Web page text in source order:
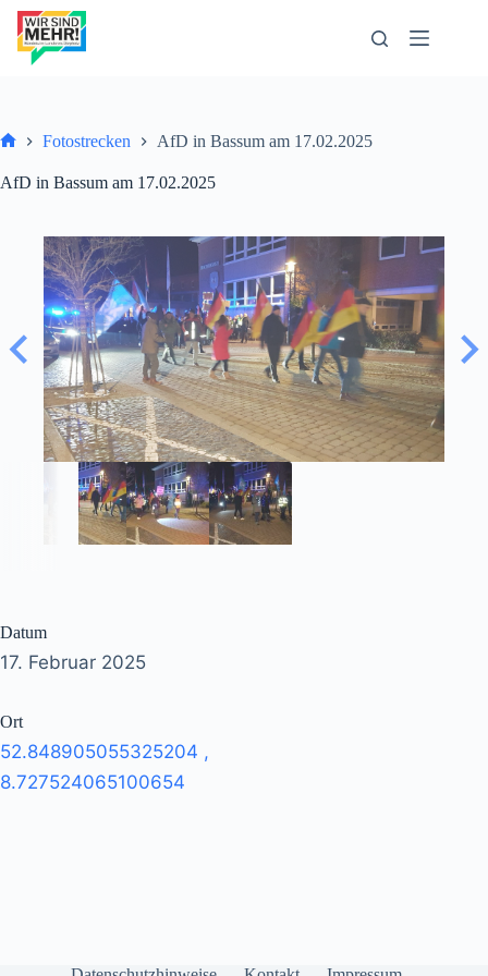
Zum
Inhalt
springen
Fotostrecken AfD in Bassum am 17.02.2025
AfD in Bassum am 17.02.2025
Datum
17. Februar 2025
Ort
52.848905055325204 ,
8.727524065100654